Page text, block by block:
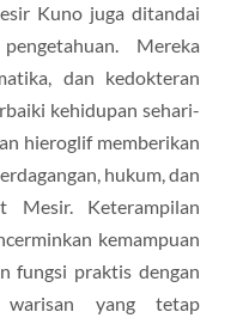
Kuno juga ditandai
Mereka
dan kedokteran
kehidupan sehari-
hieroglif memberikan
hukum, dan
Mesir. Keterampilan
kemampuan
fungsi praktis dengan
yang tetap